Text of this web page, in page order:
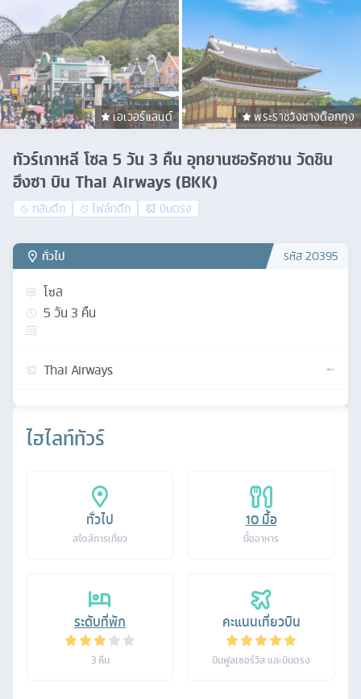
เอเวอร์แลนด์ พระราชวังชางด๊อกกุง
ทัวร์เกาหลี โซล 5 วัน 3 คืน อุทยานซอรัคซาน วัดชิน
ฮึงซา บิน Thai Airways (BKK)
กลับดึก ไฟล์ทดึก บินตรง
ไฮไลท์ทัวร์
ทั่วไป
สไตล์การเที่ยว
10มื้อ
มื้ออาหาร
ระดับที่พัก
3คืน
คะแนนเที่ยวบิน
บินฟูลเซอร์วิส และบินตรง
ทั่วไป รหัส20395
โซล
5วัน3 คืน
Thai Airways